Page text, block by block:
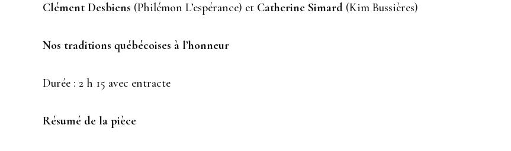
Clément Desbiens (Philémon L’espérance) et Catherine Simard (Kim Bussières)
Nos traditions québécoises à l’honneur
Durée : 2 h 15 avec entracte
Résumé de la pièce